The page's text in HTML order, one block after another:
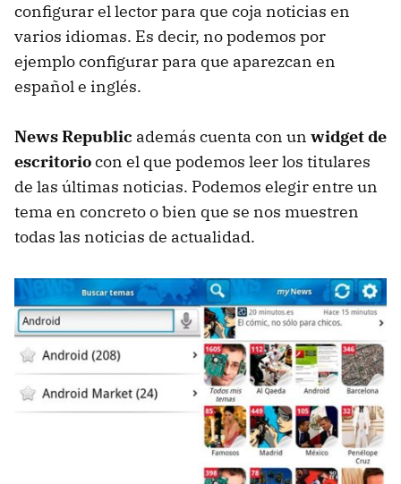
configurar el lector para que coja noticias en
varios idiomas. Es decir, no podemos por
ejemplo configurar para que aparezcan en
español e inglés.
News Republic además cuenta con un widget de
escritoriocon el que podemos leer los titulares
de las últimas noticias. Podemos elegir entre un
tema en concreto o bien que se nos muestren
todas las noticias de actualidad.